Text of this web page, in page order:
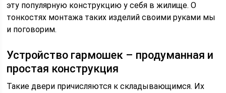
эту популярную конструкцию у себя в жилище. О
тонкостях монтажа таких изделий своими руками мы
и поговорим.
Устройство гармошек – продуманная и
простая конструкция
Такие двери причисляются к складывающимся. Их